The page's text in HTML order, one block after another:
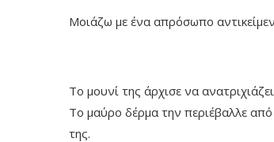
Μοιάζω με ένα απρόσωπο
Το μουνί της άρχισε να
Το μαύρο δέρμα την περιέβαλλε από
της.